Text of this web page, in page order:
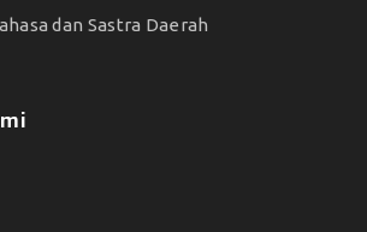
dan Sastra Daerah